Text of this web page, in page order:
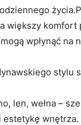
większy
wpłynąć
stylu
len, wełna –
estetykę wnętrza.